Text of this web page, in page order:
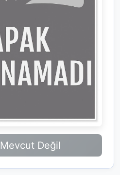
PDF Mevcut Değil